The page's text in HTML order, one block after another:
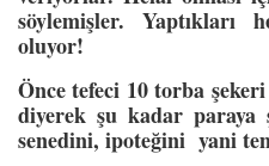
söylemişler. Yaptıkları
oluyor!
Önce tefeci 10 torba şekeri
diyerek şu kadar paraya
senedini, ipoteğini yani